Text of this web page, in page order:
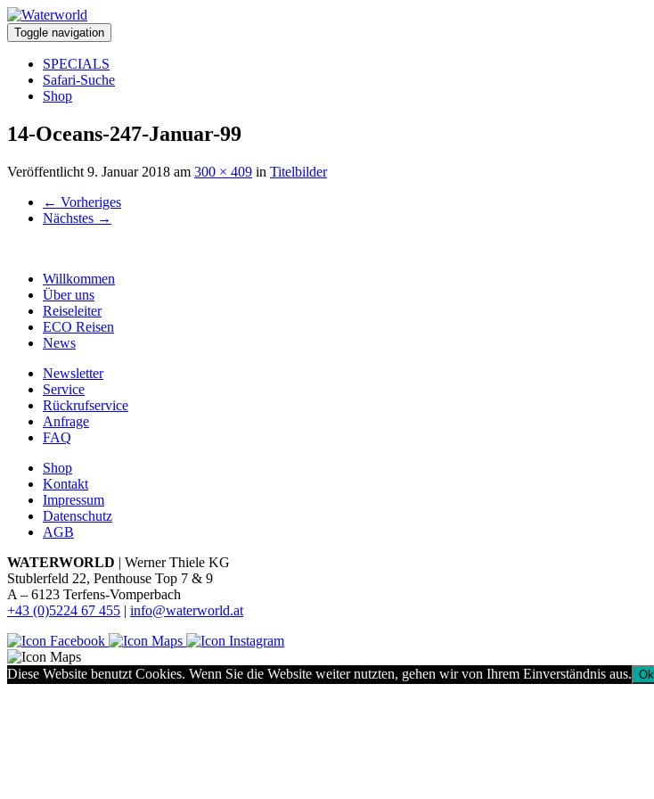
Toggle navigation
SPECIALS
Safari-Suche
Shop
14-Oceans-247-Januar-99
Veröffentlicht 9. Januar 2018 am 300 × 409 in Titelbilder
← Vorheriges
Nächstes →
Willkommen
Über uns
Reiseleiter
ECO Reisen
News
Newsletter
Service
Rückrufservice
Anfrage
FAQ
Shop
Kontakt
Impressum
Datenschutz
AGB
WATERWORLD | Werner Thiele KG
Stublerfeld 22, Penthouse Top 7 & 9
A – 6123 Terfens-Vomperbach
+43 (0)5224 67 455 | info@waterworld.at
Diese Website benutzt Cookies. Wenn Sie die Website weiter nutzten, gehen wir von Ihrem Einverständnis aus. Ok